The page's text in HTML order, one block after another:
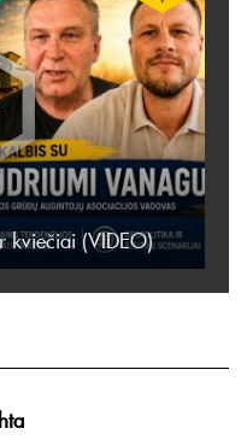
kviečiai (VIDEO)